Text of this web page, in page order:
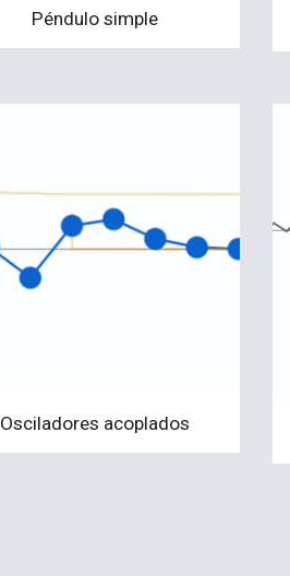
Péndulo simple
Osciladores acoplados